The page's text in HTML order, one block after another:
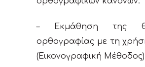
– Εκμάθηση της
ορθογραφίας με τη
(Εικονογραφική